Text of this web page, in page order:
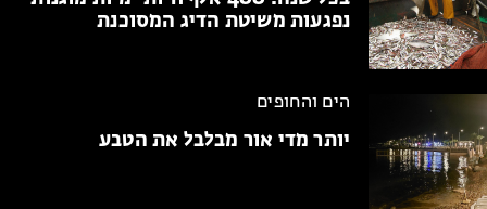
נפגעות משיטת הדיג המסוכנת
הים והחופים
יותר מדי אור מבלבל את הטבע